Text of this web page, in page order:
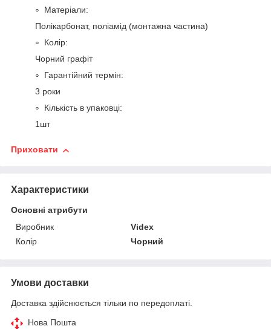
Матеріали:
Полікарбонат, поліамід (монтажна частина)
Колір:
Чорний графіт
Гарантійний термін:
3 роки
Кількість в упаковці:
1шт
Приховати
Характеристики
Основні атрибути
Виробник
Videx
Колір
Чорний
Умови доставки
Доставка здійснюється тільки по передоплаті.
Нова Пошта